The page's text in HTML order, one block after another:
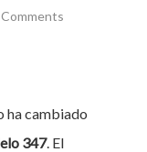
ha cambiado
347. El